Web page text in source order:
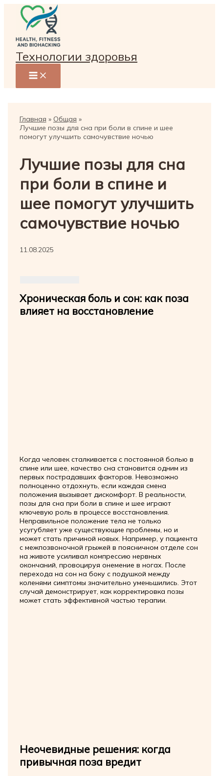
Перейти
содержимому
Технологии здоровья
Главная
Общая
Лучшие позы для сна при боли в спине и шее
помогут улучшить самочувствие ночью
Лучшие позы для сна
при боли в спине и
шее помогут улучшить
самочувствие ночью
11.08.2025
Хроническая боль и сон: как поза
влияет на восстановление
Когда человек сталкивается с постоянной болью в
спине или шее, качество сна становится одним из
первых пострадавших факторов. Невозможно
полноценно отдохнуть, если каждая смена
положения вызывает дискомфорт. В реальности,
позы для сна при боли в спине и шее играют
ключевую роль в процессе восстановления.
Неправильное положение тела не только
усугубляет уже существующие проблемы, но и
может стать причиной новых. Например, у пациента
с межпозвоночной грыжей в поясничном отделе сон
на животе усиливал компрессию нервных
окончаний, провоцируя онемение в ногах. После
перехода на сон на боку с подушкой между
коленями симптомы значительно уменьшились. Этот
случай демонстрирует, как корректировка позы
может стать эффективной частью терапии.
Неочевидные решения: когда
привычная поза вредит